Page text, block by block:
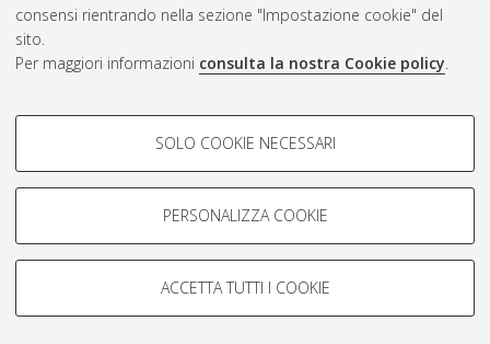
consensi rientrando nella sezione "Impostazione cookie" del
sito.
Per maggiori informazioni consulta la nostra Cookie policy.
COOKIE DI PROFILAZIONE -
Si tratta di cookie utilizzati per analizzare le caratteristiche della
navigazione degli utenti, creare profili in base al loro comportamento
Mostra cookie di profilazione
COOKIE TECNICI - NECESSARI
SOLO COOKIE NECESSARI
PERSONALIZZA COOKIE
ACCETTA TUTTI I COOKIE
AMS Laurea
Impostazioni Cookie
Informativa sulla privacy
Condizioni d’uso del sito